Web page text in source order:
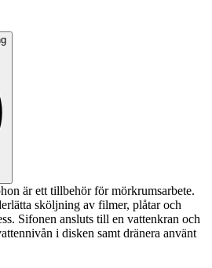
är ett tillbehör för mörkrumsarbete.
sköljning av filmer, plåtar och
Sifonen ansluts till en vattenkran och
i disken samt dränera använt